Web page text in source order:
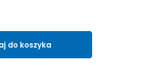
do koszyka